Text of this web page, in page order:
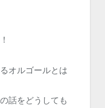
オルゴールとは
話をどうしても